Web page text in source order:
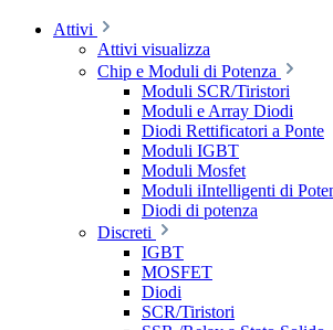
Attivi
Attivi visualizza
Chip e Moduli di Potenza
Moduli SCR/Tiristori
Moduli e Array Diodi
Diodi Rettificatori a Ponte
Moduli IGBT
Moduli Mosfet
Moduli iIntelligenti di
Diodi di potenza
Discreti
IGBT
MOSFET
Diodi
SCR/Tiristori